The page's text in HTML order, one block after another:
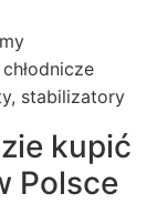
stabilizatory
kupić
Polsce